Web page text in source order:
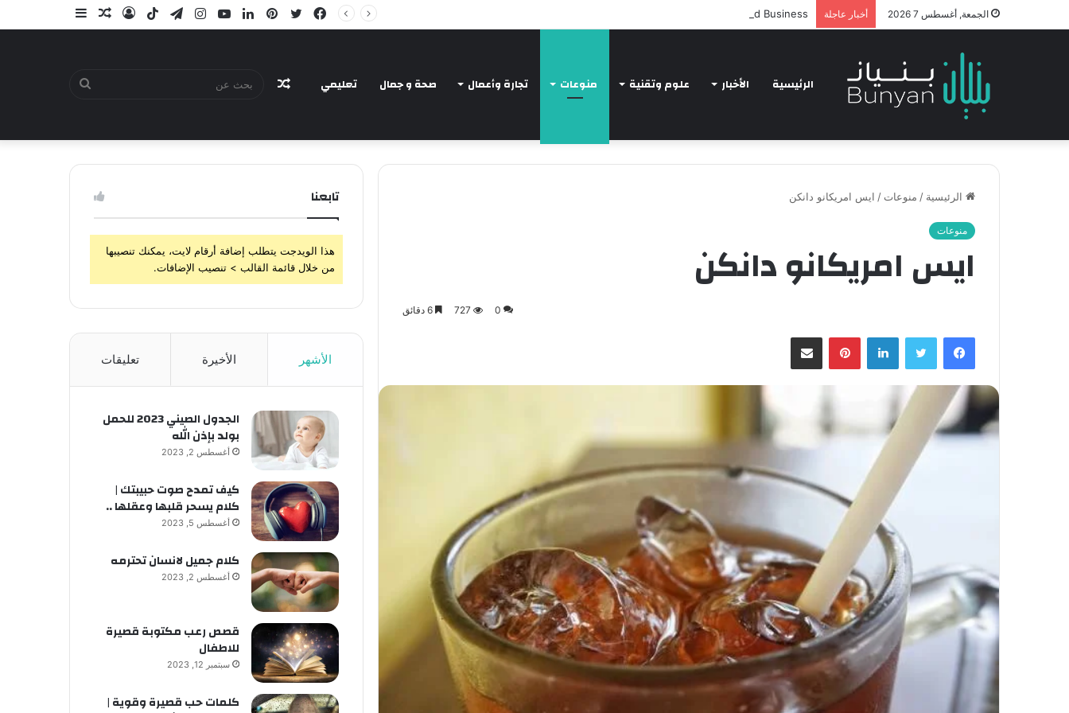
الجمعة, أغسطس 7 2026 أخبار عاجلة Intelligent Agents in AI: Revolutionizing Technology and Business
إضافةمقالتسجيل
‫TikTok تيلقرام
انستقراميوتيوبلينكدإن
بينتيريستتويتر
فيسبوك
الرئيسية الأخبار علوم وتقنية منوعات تجارة وأعمال صحة و جمال تعليمي بحث مقال
الرئيسية / منوعات / ايس امريكانو دانكن
منوعات
ايس امريكانو دانكن
0
727
فيسبوك تويتر لينكدإن بينتيريستمشاركة عبر البريد
تابعنا
هذا الويدجت يتطلب إضافة أرقام لايت، يمكنك تنصيبها
من خلال قائمة القالب > تنصيب الإضافات.
الأشهر الأخيرة تعليقات
الجدول الصيني 2023 للحمل
بولد بإذن الله
أغسطس 2, 2023
كيف تمدح صوت حبيبتك |
كلام يسحر قلبها وعقلها ..
أغسطس 5, 2023
كلام جميل لانسان تحترمه
أغسطس 2, 2023
قصص رعب مكتوبة قصيرة
للاطفال
سبتمبر 12, 2023
كلمات حب قصيرة وقوية |